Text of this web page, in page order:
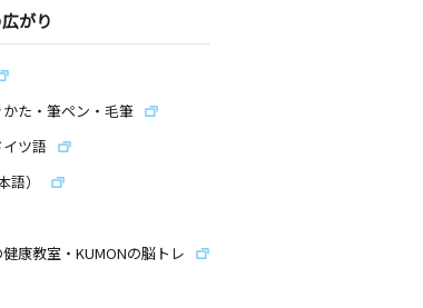
がり
た・筆ペン・毛筆
ツ語
）
康教室・KUMONの脳トレ